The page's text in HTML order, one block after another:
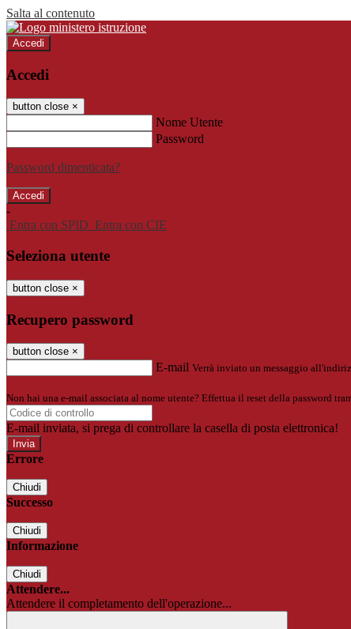
Salta al contenuto
Accedi
Accedi
button close ×
Nome Utente
Password
Password dimenticata?
-
Entra con SPID Entra con CIE
Seleziona utente
button close ×
Recupero password
button close ×
E-mail Verrà inviato un messaggio
Non hai una e-mail associata al nome utente? Effettua il reset della password
E-mail inviata, si prega di controllare la casella di posta elettronica!
Errore
Chiudi
Successo
Chiudi
Informazione
Chiudi
Attendere...
Attendere il completamento dell'operazione...